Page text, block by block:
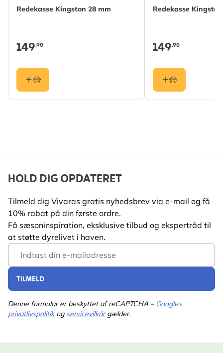
Naturinspireret design i massivt birketræ
havens mest karakterfulde fuglearter.
Redekasse Kingston 28 mm
149,90
Redekasse
149,90
HOLD DIG OPDATERET
Tilmeld dig Vivaras gratis nyhedsbrev via e-mail og få
10% rabat på din første ordre.
Få sæsoninspiration, eksklusive tilbud og ekspertråd til
at støtte dyrelivet i haven.
Email Address
TILMELD
Denne formular er beskyttet af reCAPTCHA – Googles
privatlivspolitikog servicevilkårgælder.